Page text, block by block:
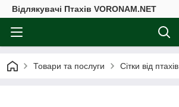
Відлякувачі Птахів VORONAM.NET
Товари та послуги Сітки від птахів